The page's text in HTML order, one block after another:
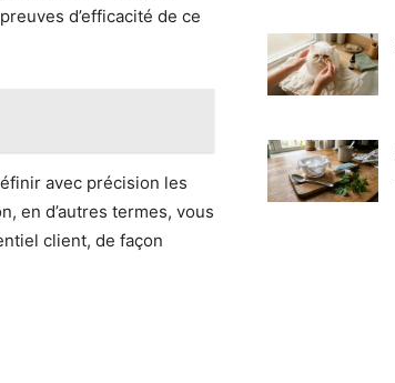
d’efficacité de ce
avec précision les
en d’autres termes, vous
client, de façon